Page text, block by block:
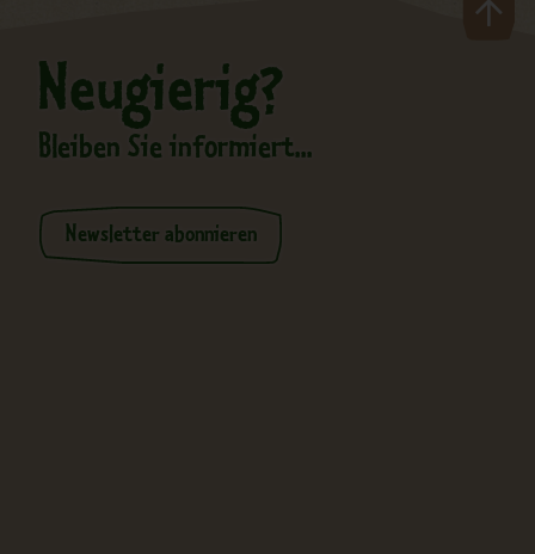
Neugierig?
Bleiben Sie informiert...
Newsletter abonnieren